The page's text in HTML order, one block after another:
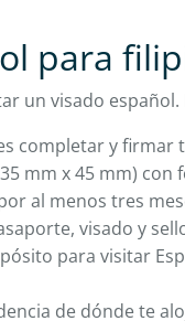
para
un visado español.
completar y
mm x 45 mm) con
al menos tres
visado y
para visitar
de dónde te